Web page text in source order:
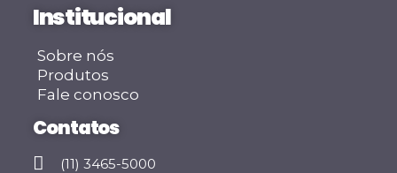
Institucional
Sobre nós
Produtos
Fale conosco
Contatos
(11) 3465-5000